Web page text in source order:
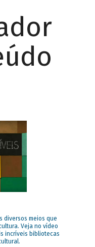
diversos meios que
Veja no vídeo
incríveis bibliotecas